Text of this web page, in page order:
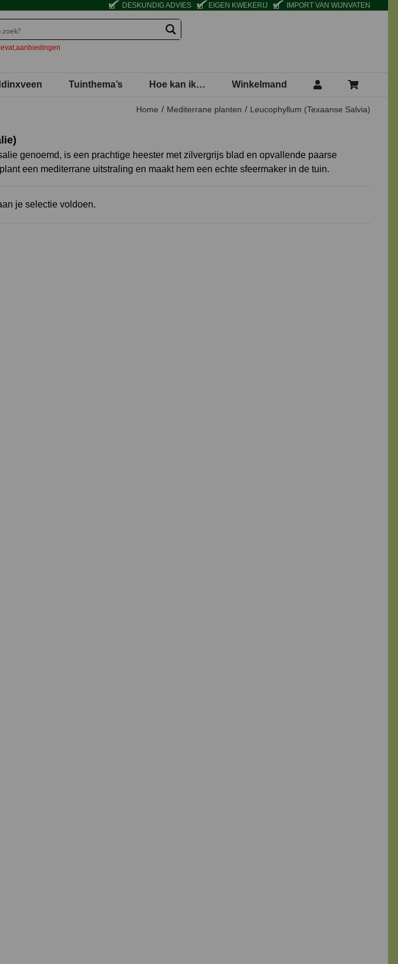
DESKUNDIG ADVIES EIGEN KWEKERIJ IMPORT VAN WIJNVATEN
aanbiedingen
Tuinthema’s Hoe kan ik… Winkelmand
Home Mediterrane planten Leucophyllum (Texaanse Salvia)
genoemd, is een prachtige heester met zilvergrijs blad en opvallende paarse
een mediterrane uitstraling en maakt hem een echte sfeermaker in de tuin.
je selectie voldoen.